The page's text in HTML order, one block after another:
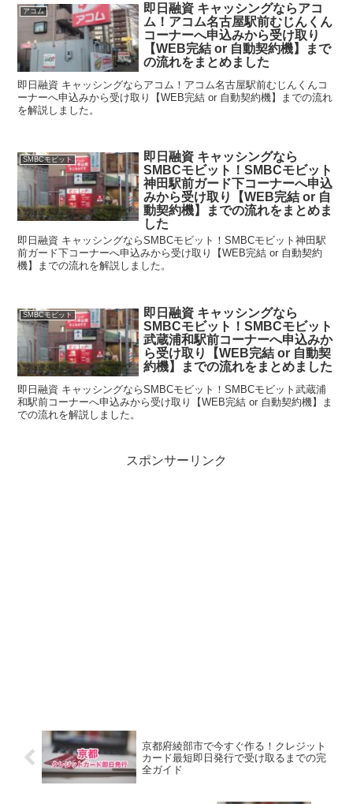
アコム
即日融資 キャッシングならアコ
ム！アコム名古屋駅前むじんくん
コーナーへ申込みから受け取り
【WEB完結 or 自動契約機】まで
の流れをまとめました
即日融資 キャッシングならアコム！アコム名古屋駅前むじんくんコ
ーナーへ申込みから受け取り【WEB完結 or 自動契約機】までの流れ
を解説しました。
SMBCモビット
即日融資 キャッシングなら
SMBCモビット！SMBCモビット
神田駅前ガード下コーナーへ申込
みから受け取り【WEB完結 or 自
動契約機】までの流れをまとめま
した
即日融資 キャッシングならSMBCモビット！SMBCモビット神田駅
前ガード下コーナーへ申込みから受け取り【WEB完結 or 自動契約
機】までの流れを解説しました。
SMBCモビット
即日融資 キャッシングなら
SMBCモビット！SMBCモビット
武蔵浦和駅前コーナーへ申込みか
ら受け取り【WEB完結 or 自動契
約機】までの流れをまとめました
即日融資 キャッシングならSMBCモビット！SMBCモビット武蔵浦
和駅前コーナーへ申込みから受け取り【WEB完結 or 自動契約機】ま
での流れを解説しました。
スポンサーリンク
京都府綾部市で今すぐ作る！クレジット
カード最短即日発行で受け取るまでの完
全ガイド